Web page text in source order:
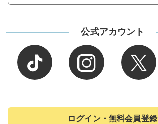
公式アカウント
ログイン・無料会員登録